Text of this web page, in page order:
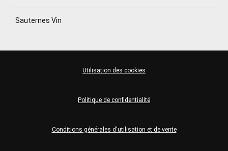
Sauternes Vin
Conditions générales d'utilisation et de vente
Politique de confidentialité
Utilisation des cookies